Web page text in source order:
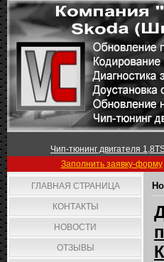
Чип-тюнинг двигателя
Заполнить заявку-форму
ГЛАВНАЯ СТРАНИЦА
КОНТАКТЫ
НОВОСТИ
ОТЗЫВЫ